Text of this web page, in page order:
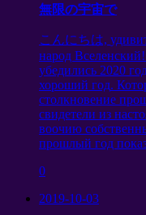
無限の宇宙で
こんにちは,
народ Вселенский!
убедились 2020
хороший год.
столкновение
свидетели из
воочию
прошлый год
0
2019-10-03